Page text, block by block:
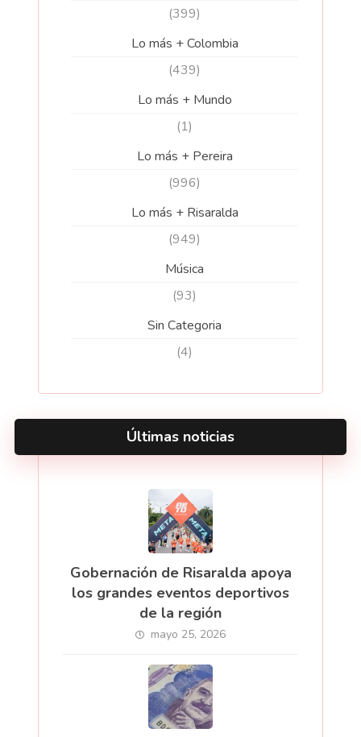
(399)
Lo más + Colombia
(439)
Lo más + Mundo
(1)
Lo más + Pereira
(996)
Lo más + Risaralda
(949)
Música
(93)
Sin Categoria
(4)
Últimas noticias
Gobernación de Risaralda apoya
los grandes eventos deportivos
de la región
mayo 25, 2026